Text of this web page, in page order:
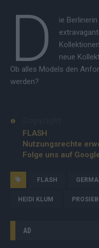
D
ie
neue
Ob alles Models den
werden?
FLASH
Nutzungsrechte
Folge uns auf
FLASH
HEIDI KLUM
AD